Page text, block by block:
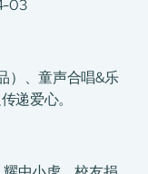
03
）、童声合唱&乐
递爱心。